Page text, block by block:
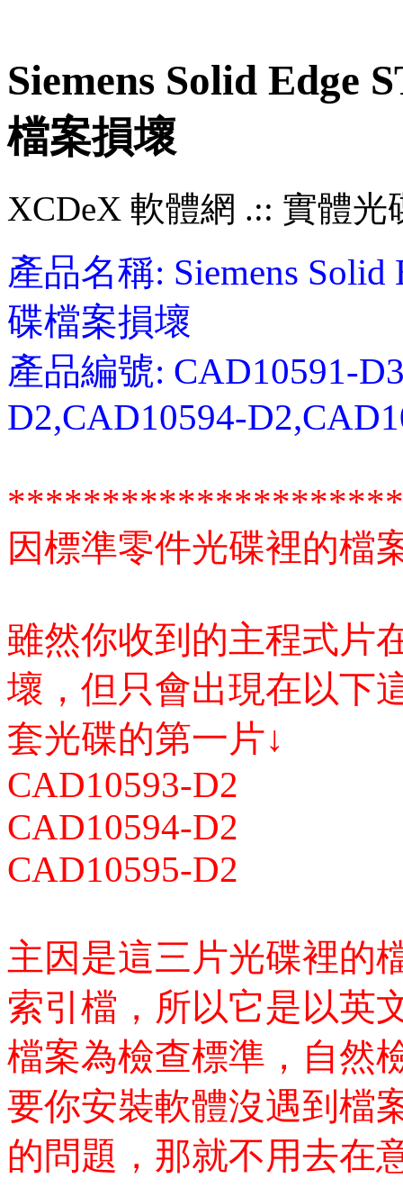
Siemens Solid Edge
檔案損壞
XCDeX 軟體網 .:: 實體
產品名稱: Siemens
碟檔案損壞
產品編號: CAD10591-
D2,CAD10594-
因標準零件光碟裡的檔
雖然你收到的主程式片
壞，但只會出現在以下
套光碟的第一片↓
CAD10593-D2
CAD10594-D2
CAD10595-D2
主因是這三片光碟裡的
索引檔，所以它是以英
檔案為檢查標準，自然
要你安裝軟體沒遇到檔
的問題，那就不用去在